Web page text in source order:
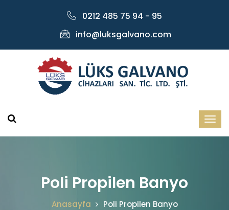
0212 485 75 94 - 95
info@luksgalvano.com
Poli Propilen Banyo
Anasayfa Poli Propilen Banyo